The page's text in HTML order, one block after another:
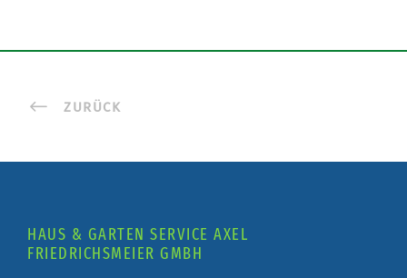
ZURÜCK
HAUS & GARTEN SERVICE AXEL
FRIEDRICHSMEIER GMBH